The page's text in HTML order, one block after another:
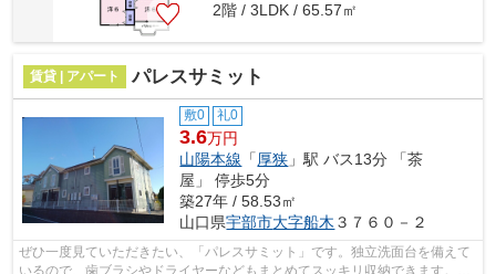
2階 / 3LDK / 65.57㎡
賃貸 | アパート パレスサミット
敷0 礼0
3.6万円
山陽本線 「厚狭 」駅 バス13分 「茶
屋」 停歩5分
築27年 / 58.53㎡
山口県宇部市大字船木 ３７６０－２
ぜひ一度見ていただきたい、「パレスサミット」です。独立洗面台を備えて